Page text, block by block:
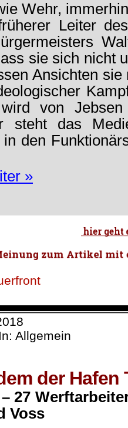
Wehr,
Leiter
sie sich nicht
Ansichten
von
steht das
den
»
Allgemein
der Hafen
– 27
Voss